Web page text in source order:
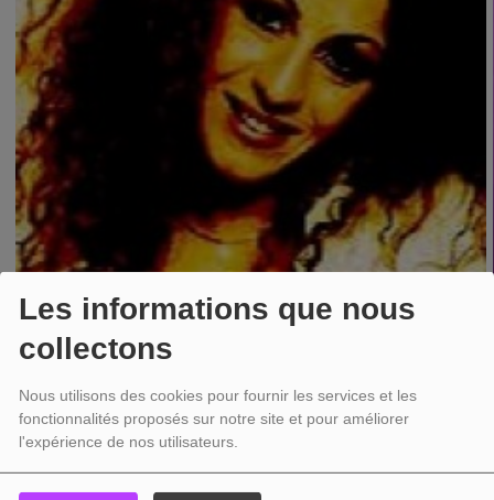
Les informations que nous
collectons
Nous utilisons des cookies pour fournir les services et les
fonctionnalités proposés sur notre site et pour améliorer
l'expérience de nos utilisateurs.